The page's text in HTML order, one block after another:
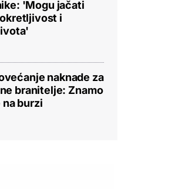
'Mogu jačati
i
naknade za
branitelje: Znamo
na burzi